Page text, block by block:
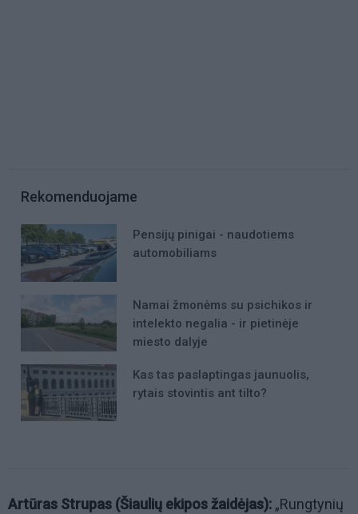
Rekomenduojame
Pensijų pinigai - naudotiems
automobiliams
Namai žmonėms su psichikos ir
intelekto negalia - ir pietinėje
miesto dalyje
Kas tas paslaptingas jaunuolis,
rytais stovintis ant tilto?
Artūras Strupas (Šiaulių ekipos žaidėjas): „Rungtynių